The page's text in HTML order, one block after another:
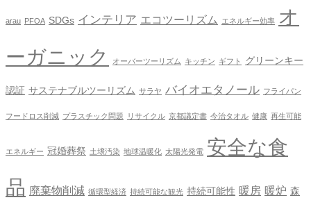
arau PFOA SDGs インテリア エコツーリズム エネルギー効率 オ
ーガニック
オーバーツーリズム キッチン ギフト グリーンキー
認証 サステナブルツーリズム サラヤ バイオエタノール フライパン
フードロス削減 プラスチック問題 リサイクル 京都議定書 今治タオル 健康 再生可能
エネルギー 冠婚葬祭 土壌汚染 地球温暖化 太陽光発電 安全な食
品 廃棄物削減 循環型経済 持続可能な観光 持続可能性 暖房 暖炉 森